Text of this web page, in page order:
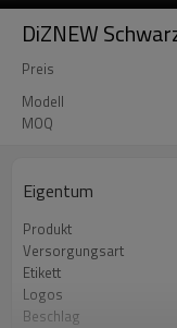
DiZNEW
Preis
Modell
MOQ
Eigentum
Produkt
Versorgungsart
Etikett
Logos
Beschlag